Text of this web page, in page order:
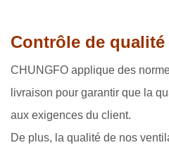
Contrôle de qualité
CHUNGFO applique des
livraison pour garantir que la
aux exigences du client.
De plus, la qualité de nos